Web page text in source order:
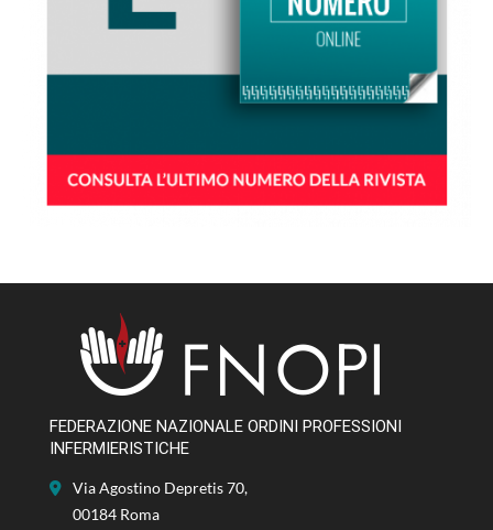
FEDERAZIONE NAZIONALE ORDINI PROFESSIONI
INFERMIERISTICHE
Via Agostino Depretis 70,
00184 Roma